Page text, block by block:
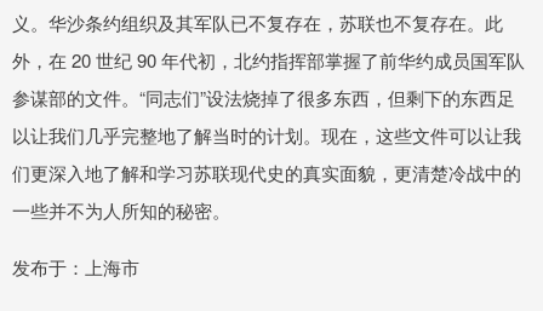
义。华沙条约组织及其军队已不复存在，苏联也不复存在。此
外，在 20 世纪 90 年代初，北约指挥部掌握了前华约成员国军队
参谋部的文件。“同志们”设法烧掉了很多东西，但剩下的东西足
以让我们几乎完整地了解当时的计划。现在，这些文件可以让我
们更深入地了解和学习苏联现代史的真实面貌，更清楚冷战中的
一些并不为人所知的秘密。
发布于：上海市